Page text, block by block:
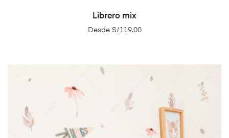
SELECT OPTIONS
Librero mix
Desde S/119.00